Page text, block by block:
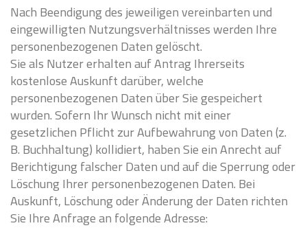
Nach Beendigung des jeweiligen vereinbarten und
eingewilligten Nutzungsverhältnisses werden Ihre
personenbezogenen Daten gelöscht.
Sie als Nutzer erhalten auf Antrag Ihrerseits
kostenlose Auskunft darüber, welche
personenbezogenen Daten über Sie gespeichert
wurden. Sofern Ihr Wunsch nicht mit einer
gesetzlichen Pflicht zur Aufbewahrung von Daten (z.
B. Buchhaltung) kollidiert, haben Sie ein Anrecht auf
Berichtigung falscher Daten und auf die Sperrung oder
Löschung Ihrer personenbezogenen Daten. Bei
Auskunft, Löschung oder Änderung der Daten richten
Sie Ihre Anfrage an folgende Adresse: